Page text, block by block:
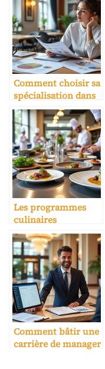
Comment choisir sa
spécialisation dans
une école hôtelière
Les programmes
culinaires
spécialisés pour
hôtellerie
Comment bâtir une
carrière de manager